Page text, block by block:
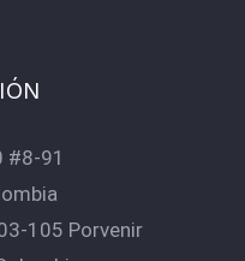
#8-91
105 Porvenir